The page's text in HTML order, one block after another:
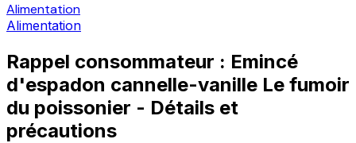
Alimentation
Alimentation
Rappel consommateur : Emincé
d'espadon cannelle-vanille Le fumoir
du poissonier - Détails et
précautions